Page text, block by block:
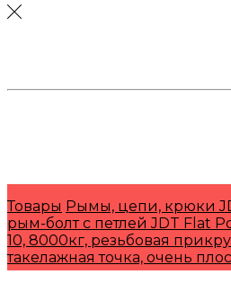
Товары Рымы, цепи, крюки
рым-болт с петлей JDT Flat
10, 8000кг, резьбовая
такелажная точка, очень